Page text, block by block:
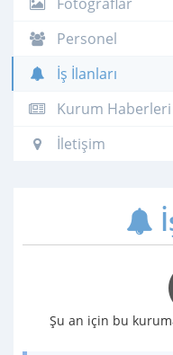
Personel
İş İlanları
Kurum Haberleri
İletişim
Şu an için bu